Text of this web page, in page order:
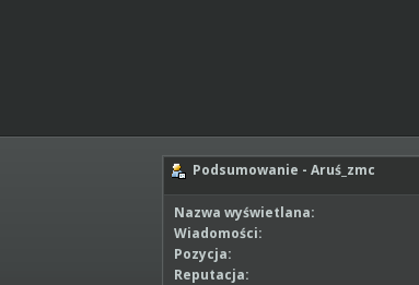
Podsumowanie - Aruś_zmc
Nazwa wyświetlana:
Wiadomości:
Pozycja:
Reputacja: